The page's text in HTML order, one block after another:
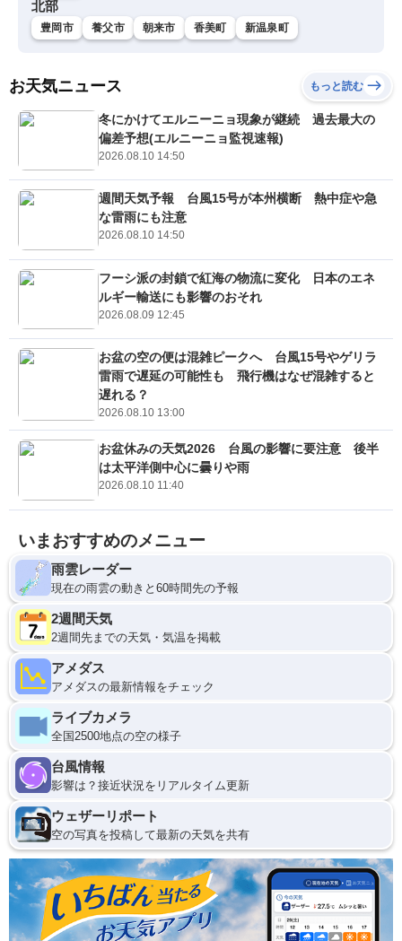
北部
豊岡市 養父市 朝来市 香美町 新温泉町
お天気ニュース もっと読む
冬にかけてエルニーニョ現象が継続 過去最大の
偏差予想(エルニーニョ監視速報)
2026.08.10 14:50
週間天気予報 台風15号が本州横断 熱中症や急
な雷雨にも注意
2026.08.10 14:50
フーシ派の封鎖で紅海の物流に変化 日本のエネ
ルギー輸送にも影響のおそれ
2026.08.09 12:45
お盆の空の便は混雑ピークへ 台風15号やゲリラ
雷雨で遅延の可能性も 飛行機はなぜ混雑すると
遅れる？
2026.08.10 13:00
お盆休みの天気2026 台風の影響に要注意 後半
は太平洋側中心に曇りや雨
2026.08.10 11:40
いまおすすめのメニュー
雨雲レーダー
現在の雨雲の動きと60時間先の予報
2週間天気
2週間先までの天気・気温を掲載
アメダス
アメダスの最新情報をチェック
ライブカメラ
全国2500地点の空の様子
台風情報
影響は？接近状況をリアルタイム更新
ウェザーリポート
空の写真を投稿して最新の天気を共有